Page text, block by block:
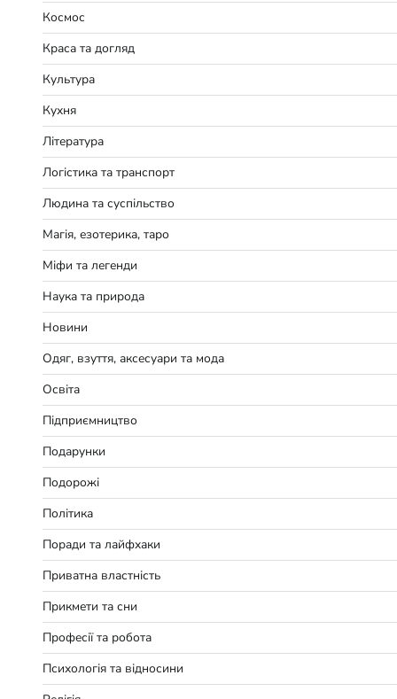
Космос
Краса та догляд
Культура
Кухня
Література
Логістика та транспорт
Людина та суспільство
Магія, езотерика, таро
Міфи та легенди
Наука та природа
Новини
Одяг, взуття, аксесуари та мода
Освіта
Підприємництво
Подарунки
Подорожі
Політика
Поради та лайфхаки
Приватна властність
Прикмети та сни
Професії та робота
Психологія та відносини